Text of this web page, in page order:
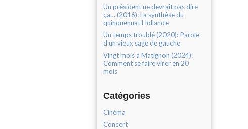
Un président ne devrait pas dire
ça… (2016): La synthèse du
quinquennat Hollande
Un temps troublé (2020): Parole
d'un vieux sage de gauche
Vingt mois à Matignon (2024):
Comment se faire virer en 20
mois
Catégories
Cinéma
Concert